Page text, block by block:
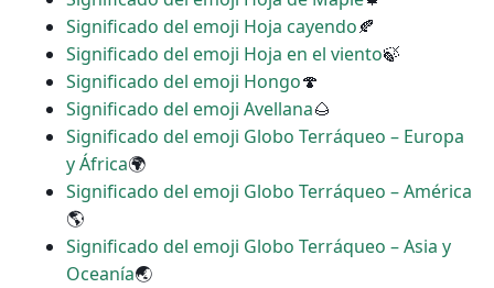
Significado del emoji Hoja cayendo🍂
Significado del emoji Hoja en el viento🍃
Significado del emoji Hongo🍄
Significado del emoji Avellana🌰
Significado del emoji Globo Terráqueo – Europa
y África🌍
Significado del emoji Globo Terráqueo – América
🌎
Significado del emoji Globo Terráqueo – Asia y
Oceanía🌏